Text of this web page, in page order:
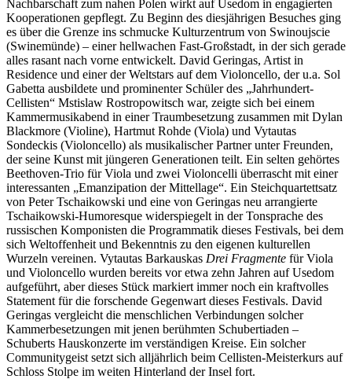
Nachbarschaft zum nahen Polen wirkt auf Usedom in engagierten
Kooperationen gepflegt. Zu Beginn des diesjährigen Besuches ging
es über die Grenze ins schmucke Kulturzentrum von Swinoujscie
(Swinemünde) – einer hellwachen Fast-Großstadt, in der sich gerade
alles rasant nach vorne entwickelt. David Geringas, Artist in
Residence und einer der Weltstars auf dem Violoncello, der u.a. Sol
Gabetta ausbildete und prominenter Schüler des „Jahrhundert-
Cellisten“ Mstislaw Rostropowitsch war, zeigte sich bei einem
Kammermusikabend in einer Traumbesetzung zusammen mit Dylan
Blackmore (Violine), Hartmut Rohde (Viola) und Vytautas
Sondeckis (Violoncello) als musikalischer Partner unter Freunden,
der seine Kunst mit jüngeren Generationen teilt. Ein selten gehörtes
Beethoven-Trio für Viola und zwei Violoncelli überrascht mit einer
interessanten „Emanzipation der Mittellage“. Ein Steichquartettsatz
von Peter Tschaikowski und eine von Geringas neu arrangierte
Tschaikowski-Humoresque widerspiegelt in der Tonsprache des
russischen Komponisten die Programmatik dieses Festivals, bei dem
sich Weltoffenheit und Bekenntnis zu den eigenen kulturellen
Wurzeln vereinen. Vytautas Barkauskas Drei Fragmente für Viola
und Violoncello wurden bereits vor etwa zehn Jahren auf Usedom
aufgeführt, aber dieses Stück markiert immer noch ein kraftvolles
Statement für die forschende Gegenwart dieses Festivals. David
Geringas vergleicht die menschlichen Verbindungen solcher
Kammerbesetzungen mit jenen berühmten Schubertiaden –
Schuberts Hauskonzerte im verständigen Kreise. Ein solcher
Communitygeist setzt sich alljährlich beim Cellisten-Meisterkurs auf
Schloss Stolpe im weiten Hinterland der Insel fort.